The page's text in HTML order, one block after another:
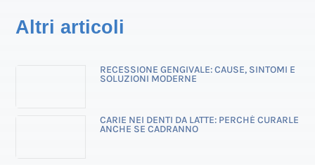
Altri articoli
RECESSIONE GENGIVALE: CAUSE, SINTOMI E
SOLUZIONI MODERNE
CARIE NEI DENTI DA LATTE: PERCHÉ CURARLE
ANCHE SE CADRANNO